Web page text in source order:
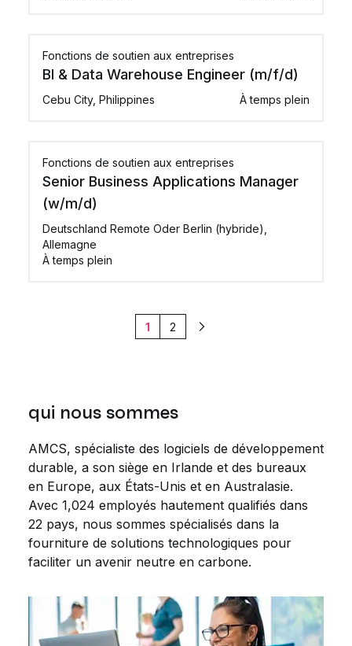
Fonctions de soutien aux entreprises
BI & Data Warehouse Engineer (m/f/d)
Cebu City, Philippines À temps plein
Fonctions de soutien aux entreprises
Senior Business Applications Manager
(w/m/d)
Deutschland Remote Oder Berlin (hybride),
Allemagne
À temps plein
1 2 Suivant
qui nous sommes
AMCS, spécialiste des logiciels de développement
durable, a son siège en Irlande et des bureaux
en Europe, aux États-Unis et en Australasie.
Avec 1,024 employés hautement qualifiés dans
22 pays, nous sommes spécialisés dans la
fourniture de solutions technologiques pour
faciliter un avenir neutre en carbone.